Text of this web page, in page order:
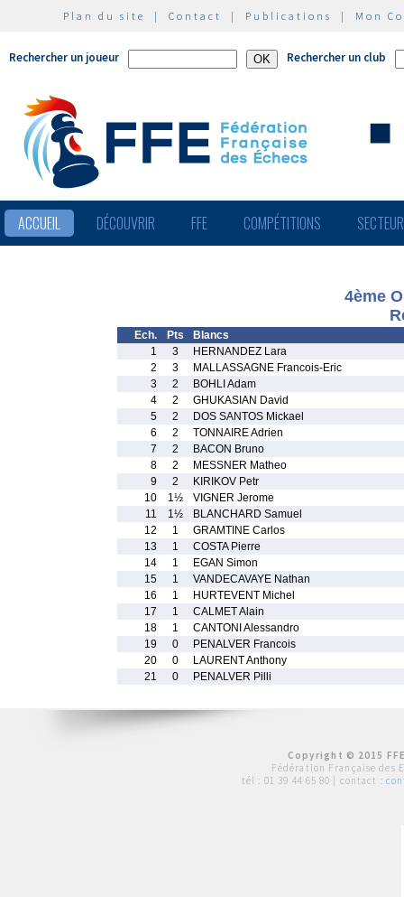
Plan du site | Contact | Publications | Mon
Rechercher un joueur Rechercher un club
ACCUEIL DÉCOUVRIR FFE COMPÉTITIONS
4ème
Ech. Pts
Blancs
1
3
HERNANDEZ Lara
2
3
MALLASSAGNE Francois-Eric
3
2
BOHLI Adam
4
2
GHUKASIAN David
5
2
DOS SANTOS Mickael
6
2
TONNAIRE Adrien
7
2
BACON Bruno
8
2
MESSNER Matheo
9
2
KIRIKOV Petr
10
1½
VIGNER Jerome
11
1½
BLANCHARD Samuel
12
1
GRAMTINE Carlos
13
1
COSTA Pierre
14
1
EGAN Simon
15
1
VANDECAVAYE Nathan
16
1
HURTEVENT Michel
17
1
CALMET Alain
18
1
CANTONI Alessandro
19
0
PENALVER Francois
20
0
LAURENT Anthony
21
0 PENALVER Pilli
Copyright © 2015
Fédération Française des
tél : 01 39 44 65 80 | contact :